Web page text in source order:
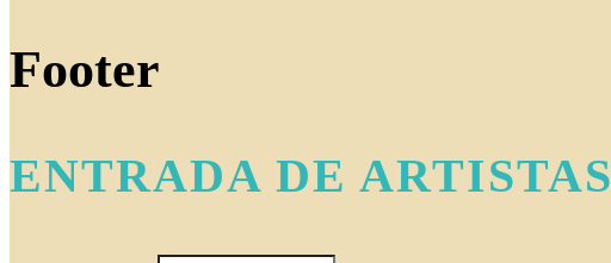
Footer
ENTRADA DE ARTISTAS